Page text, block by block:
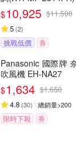
$10,925 $11,500
5 (2)
挑戰低價 券
Panasonic 國際牌
吹風機 EH-NA27
$1,634 $1,650
4.8 (30) 總銷量>200
限時下殺 券